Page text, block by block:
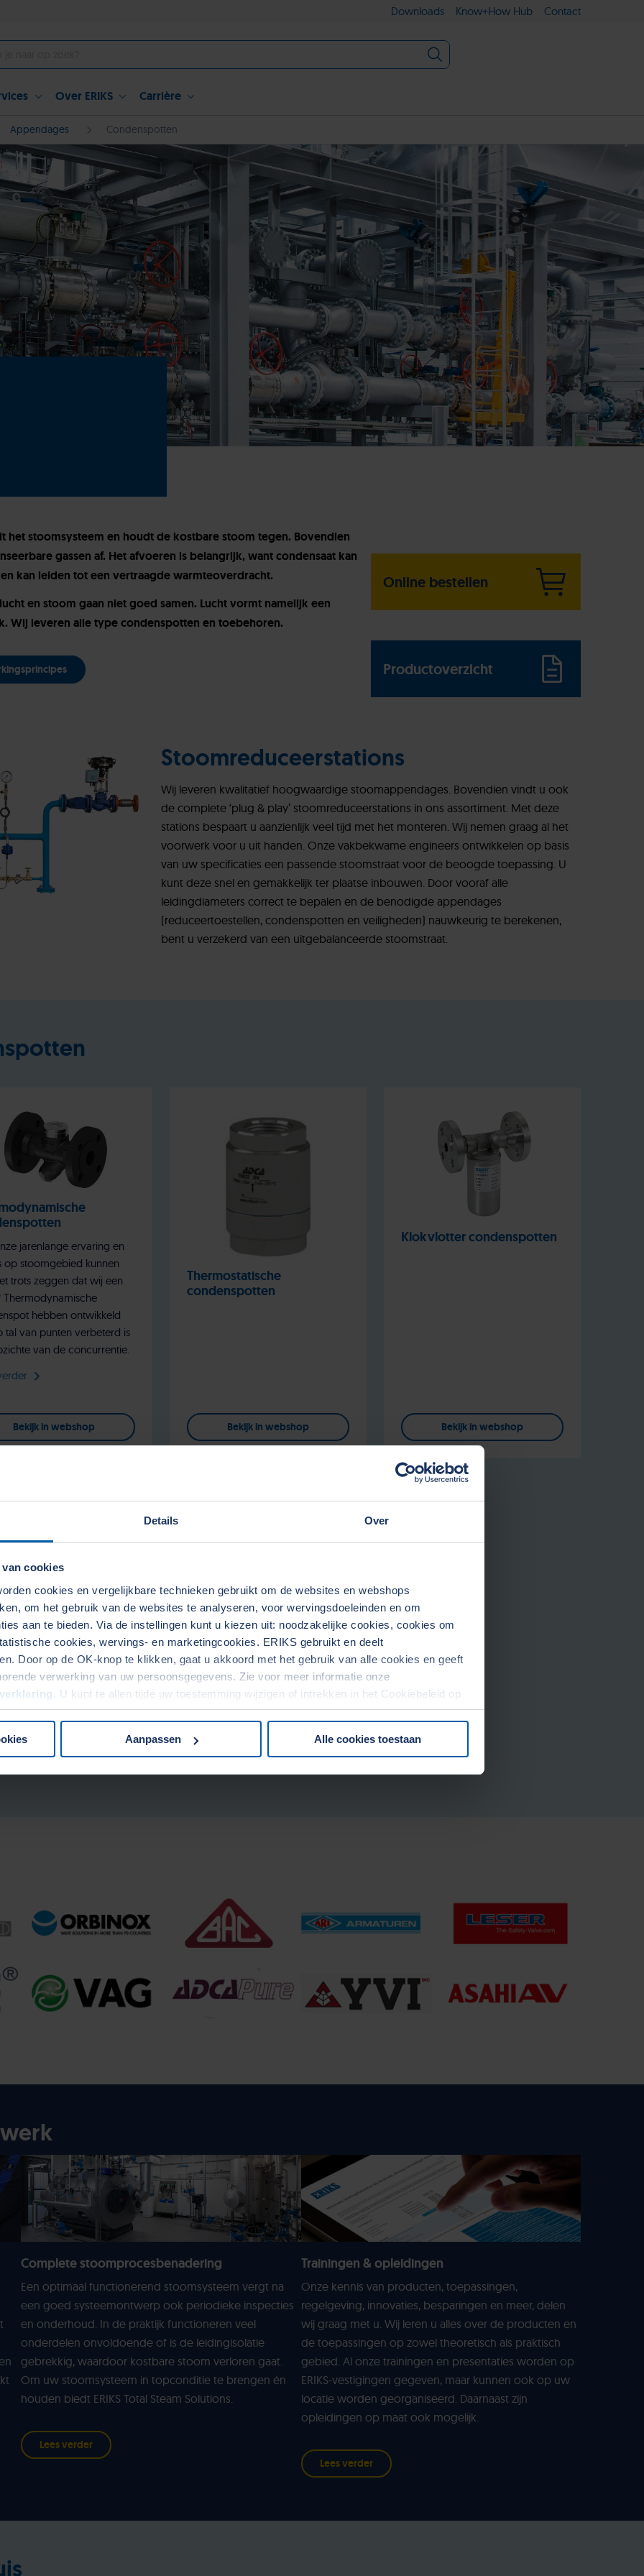
Details Over
cookies
cookies en vergelijkbare technieken gebruikt om de websites en webshops
om het gebruik van de websites te analyseren, voor wervingsdoeleinden en om
aan te bieden. Via de instellingen kunt u kiezen uit: noodzakelijke cookies, cookies om
cookies, wervings- en marketingcookies. ERIKS gebruikt en deelt
Door op de OK-knop te klikken, gaat u akkoord met het gebruik van alle cookies en geeft
verwerking van uw persoonsgegevens. Zie voor meer informatie onze
. U kunt te allen tijde uw toestemming wijzigen of intrekken in het Cookiebeleid op
Aanpassen Alle cookies toestaan
Over ERIKS Carrière
Downloads Know+How Hub Contact
Appendages Condenspotten
het stoomsysteem en houdt de kostbare stoom tegen. Bovendien
gassen af. Het afvoeren is belangrijk, want condensaat kan
kan leiden tot een vertraagde warmteoverdracht.
en stoom gaan niet goed samen. Lucht vormt namelijk een
leveren alle type condenspotten en toebehoren.
Online bestellen
Productoverzicht
Stoomreduceerstations
Wij leveren kwalitatief hoogwaardige stoomappendages. Bovendien vindt u ook
de complete ‘plug & play’ stoomreduceerstations in ons assortiment. Met deze
stations bespaart u aanzienlijk veel tijd met het monteren. Wij nemen graag al het
voorwerk voor u uit handen. Onze vakbekwame engineers ontwikkelen op basis
van uw specificaties een passende stoomstraat voor de beoogde toepassing. U
kunt deze snel en gemakkelijk ter plaatse inbouwen. Door vooraf alle
leidingdiameters correct te bepalen en de benodigde appendages
(reduceertoestellen, condenspotten en veiligheden) nauwkeurig te berekenen,
bent u verzekerd van een uitgebalanceerde stoomstraat.
jarenlange ervaring en
op stoomgebied kunnen
trots zeggen dat wij een
Thermodynamische
hebben ontwikkeld
tal van punten verbeterd is
van de concurrentie.
Bekijk in webshop
Thermostatische
condenspotten
Bekijk in webshop
Klokvlotter condenspotten
Bekijk in webshop
en
Bekijk in webshop
Silencer
Complete stoomprocesbenadering
Een optimaal functionerend stoomsysteem vergt na
een goed systeemontwerp ook periodieke inspecties
en onderhoud. In de praktijk functioneren veel
onderdelen onvoldoende of is de leidingisolatie
gebrekkig, waardoor kostbare stoom verloren gaat.
Om uw stoomsysteem in topconditie te brengen én
houden biedt ERIKS Total Steam Solutions.
Lees verder
Trainingen & opleidingen
Onze kennis van producten, toepassingen,
regelgeving, innovaties, besparingen en meer, delen
wij graag met u. Wij leren u alles over de producten en
de toepassingen op zowel theoretisch als praktisch
gebied. Al onze trainingen en presentaties worden op
ERIKS-vestigingen gegeven, maar kunnen ook op uw
locatie worden georganiseerd. Daarnaast zijn
opleidingen op maat ook mogelijk.
Lees verder